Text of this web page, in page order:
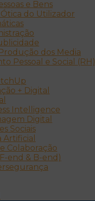
e Bens
do Utilizador
dos Media
Pessoal e Social (RH)
+ Digital
Intelligence
Digital
Sociais
Artificial
Colaboração
end & B-end)